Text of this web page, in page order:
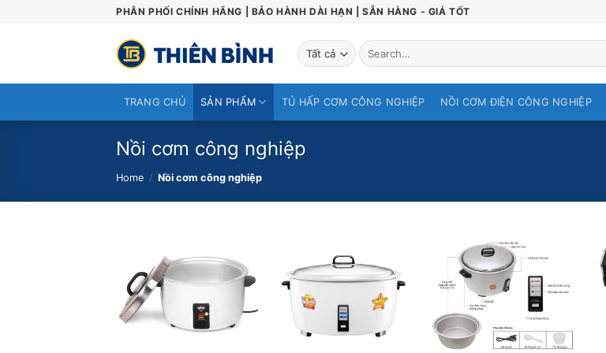
PHÂN PHỐI CHÍNH HÃNG | BẢO HÀNH DÀI HẠN | SẴN HÀNG - GIÁ TỐT
Search
for:
TRANG CHỦ SẢN PHẨM TỦ HẤP CƠM CÔNG NGHIỆP NỒI CƠM ĐIỆN CÔNG NGHIỆP
Nồi cơm công nghiệp
Home / Nồi cơm công nghiệp